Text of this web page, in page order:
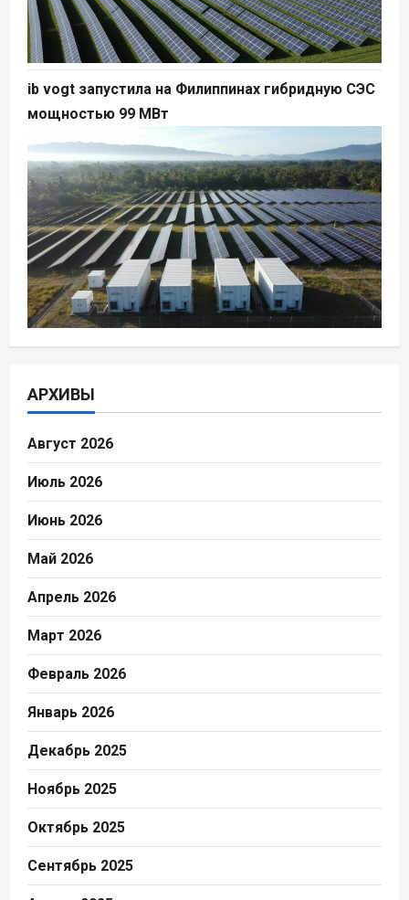
ib vogt запустила на Филиппинах гибридную СЭС
мощностью 99 МВт
АРХИВЫ
Август 2026
Июль 2026
Июнь 2026
Май 2026
Апрель 2026
Март 2026
Февраль 2026
Январь 2026
Декабрь 2025
Ноябрь 2025
Октябрь 2025
Сентябрь 2025